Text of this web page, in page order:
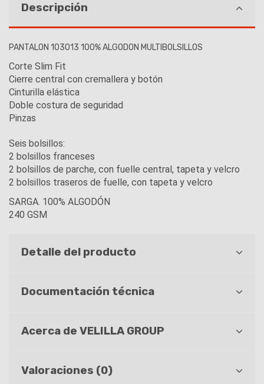
Descripción
PANTALON 103013 100% ALGODON MULTIBOLSILLOS
Corte Slim Fit
Cierre central con cremallera y botón
Cinturilla elástica
Doble costura de seguridad
Pinzas
Seis bolsillos:
2 bolsillos franceses
2 bolsillos de parche, con fuelle central, tapeta y velcro
2 bolsillos traseros de fuelle, con tapeta y velcro
SARGA. 100% ALGODÓN
240 GSM
Detalle del producto
Documentación técnica
Acerca de VELILLA GROUP
Valoraciones (0)